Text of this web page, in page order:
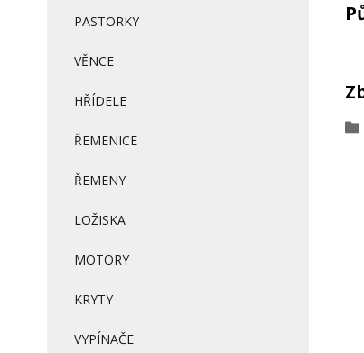
PASTORKY
VĚNCE
HŘÍDELE
ŘEMENICE
ŘEMENY
LOŽISKA
MOTORY
KRYTY
VYPÍNAČE